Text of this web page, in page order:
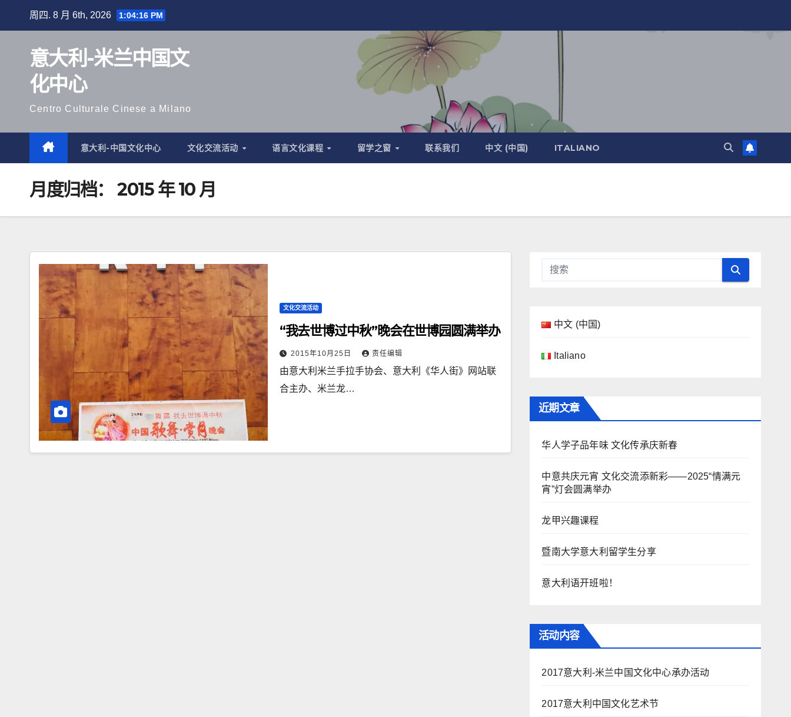
周四. 8 月 6th, 2026 1:04:17 PM
意大利-米兰中国文
化中心
Centro Culturale Cinese a Milano
意大利-中国文化中心 文化交流活动 语言文化课程 留学之窗 联系我们 中文 (中国) ITALIANO
月度归档： 2015 年 10 月
文化交流活动
“我去世博过中秋”晚会在世博园圆满举办
2015年10月25日 责任编辑
由意大利米兰手拉手协会、意大利《华人街》网站联
合主办、米兰龙…
中文 (中国)
Italiano
近期文章
华人学子品年味 文化传承庆新春
中意共庆元宵 文化交流添新彩——2025“情满元
宵”灯会圆满举办
龙甲兴趣课程
暨南大学意大利留学生分享
意大利语开班啦！
活动内容
2017意大利-米兰中国文化中心承办活动
2017意大利中国文化艺术节